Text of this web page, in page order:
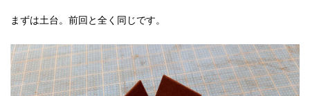
まずは土台。前回と全く同じです。